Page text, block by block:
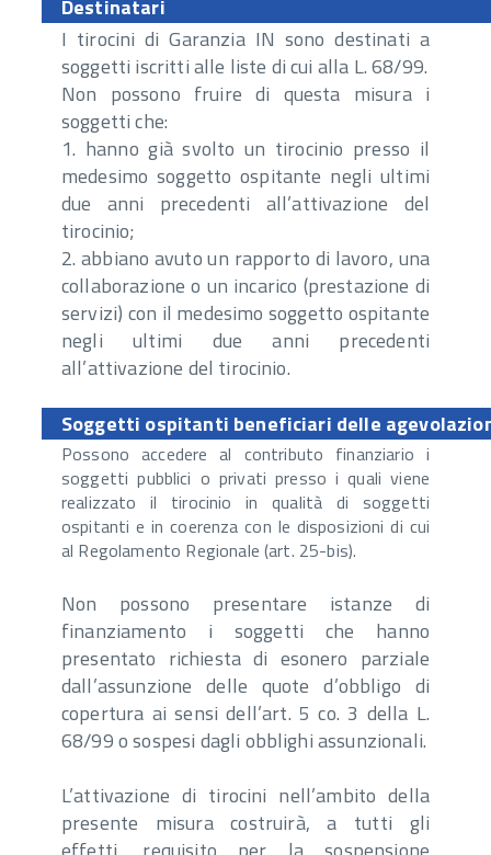
Destinatari
I tirocini di Garanzia IN sono destinati a
soggetti iscritti alle liste di cui alla L. 68/99.
Non possono fruire di questa misura i
soggetti che:
1. hanno già svolto un tirocinio presso il
medesimo soggetto ospitante negli ultimi
due anni precedenti all’attivazione del
tirocinio;
2. abbiano avuto un rapporto di lavoro, una
collaborazione o un incarico (prestazione di
servizi) con il medesimo soggetto ospitante
negli ultimi due anni precedenti
all’attivazione del tirocinio.
Soggetti ospitanti beneficiari delle
Possono accedere al contributo finanziario i
soggetti pubblici o privati presso i quali viene
realizzato il tirocinio in qualità di soggetti
ospitanti e in coerenza con le disposizioni di cui
al Regolamento Regionale (art. 25-bis).
Non possono presentare istanze di
finanziamento i soggetti che hanno
presentato richiesta di esonero parziale
dall’assunzione delle quote d’obbligo di
copertura ai sensi dell’art. 5 co. 3 della L.
68/99 o sospesi dagli obblighi assunzionali.
L’attivazione di tirocini nell’ambito della
presente misura costruirà, a tutti gli